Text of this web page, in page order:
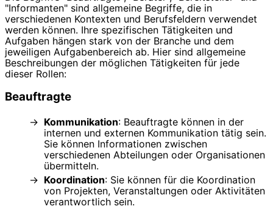
"Informanten" sind allgemeine Begriffe, die in
verschiedenen Kontexten und Berufsfeldern verwendet
werden können. Ihre spezifischen Tätigkeiten und
Aufgaben hängen stark von der Branche und dem
jeweiligen Aufgabenbereich ab. Hier sind allgemeine
Beschreibungen der möglichen Tätigkeiten für jede
dieser Rollen:
Beauftragte
Kommunikation: Beauftragte können in der
internen und externen Kommunikation tätig sein.
Sie können Informationen zwischen
verschiedenen Abteilungen oder Organisationen
übermitteln.
Koordination: Sie können für die Koordination
von Projekten, Veranstaltungen oder Aktivitäten
verantwortlich sein.